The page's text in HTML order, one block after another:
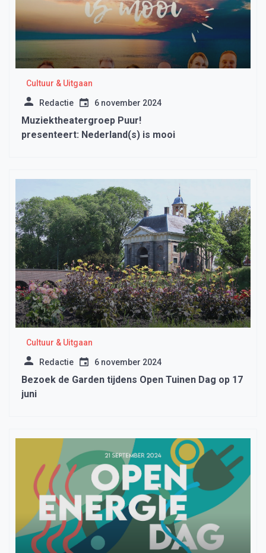
Cultuur & Uitgaan
Redactie 6 november 2024
Muziektheatergroep Puur!
presenteert: Nederland(s) is mooi
Cultuur & Uitgaan
Redactie 6 november 2024
Bezoek de Garden tijdens Open Tuinen Dag op 17
juni